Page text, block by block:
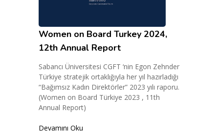
Women on Board Turkey 2024,
12th Annual Report
Sabancı Üniversitesi CGFT ‘nin Egon Zehnder
Türkiye stratejik ortaklığıyla her yıl hazırladığı
“Bağımsız Kadın Direktörler” 2023 yılı raporu.
(Women on Board Türkiye 2023 , 11th
Annual Report)
Devamını Oku